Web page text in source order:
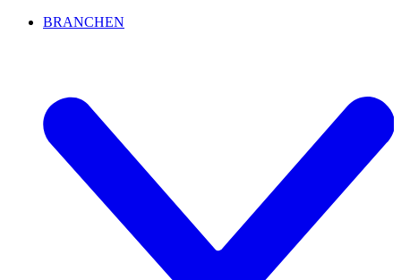
BRANCHEN